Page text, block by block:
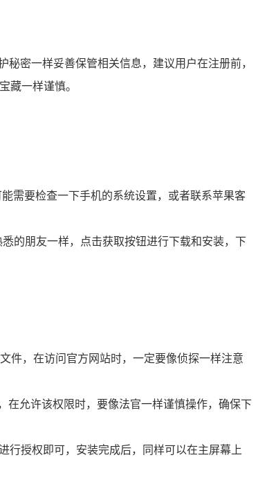
密一样妥善保管相关信息，建议用户在注册前，
藏一样谨慎。
需要检查一下手机的系统设置，或者联系苹果客
的朋友一样，点击获取按钮进行下载和安装，下
件，在访问官方网站时，一定要像侦探一样注意
在允许该权限时，要像法官一样谨慎操作，确保下
行授权即可，安装完成后，同样可以在主屏幕上